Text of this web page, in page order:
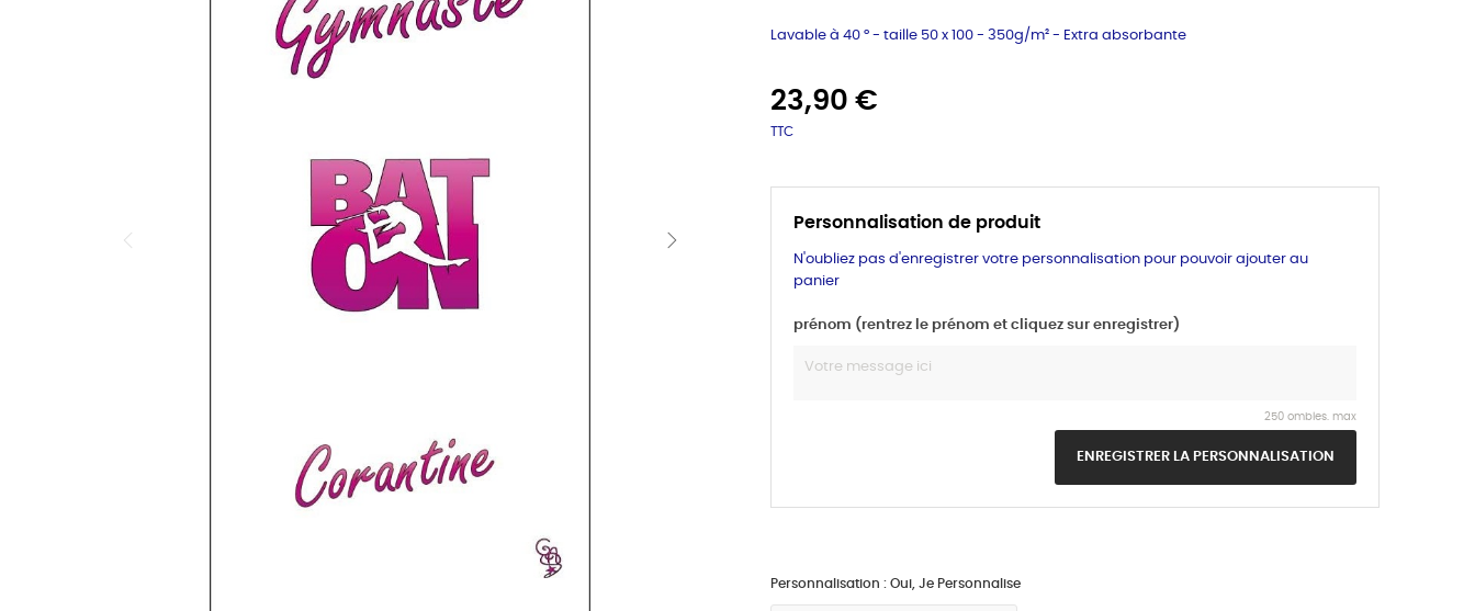
Lavable à 40 ° - taille 50 x 100 - 350g/m² - Extra absorbante
23,90 €
TTC
Personnalisation de produit
N'oubliez pas d'enregistrer votre personnalisation pour pouvoir ajouter au
panier
prénom (rentrez le prénom et cliquez sur enregistrer)
250 ombles. max
ENREGISTRER LA PERSONNALISATION
Personnalisation : Oui, Je Personnalise